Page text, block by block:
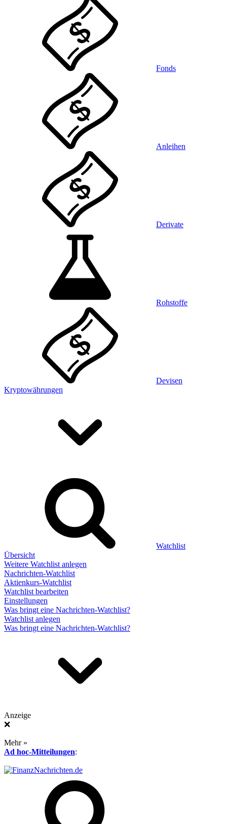
Fonds
Anleihen
Derivate
Rohstoffe
Devisen
Kryptowährungen
Watchlist
Übersicht
Weitere Watchlist anlegen
Nachrichten-Watchlist
Aktienkurs-Watchlist
Watchlist bearbeiten
Einstellungen
Was bringt eine Nachrichten-Watchlist?
Watchlist anlegen
Was bringt eine Nachrichten-Watchlist?
Anzeige
❌
Mehr »
Ad hoc-Mitteilungen: